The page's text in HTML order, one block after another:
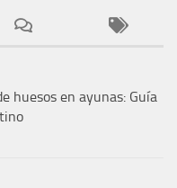
huesos en ayunas: Guía